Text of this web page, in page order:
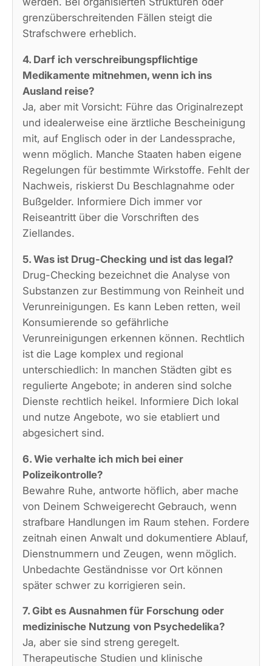
grenzüberschreitenden Fällen steigt die
Strafschwere erheblich.
4. Darf ich verschreibungspflichtige
Medikamente mitnehmen, wenn ich ins
Ausland reise?
Ja, aber mit Vorsicht: Führe das Originalrezept
und idealerweise eine ärztliche Bescheinigung
mit, auf Englisch oder in der Landessprache,
wenn möglich. Manche Staaten haben eigene
Regelungen für bestimmte Wirkstoffe. Fehlt der
Nachweis, riskierst Du Beschlagnahme oder
Bußgelder. Informiere Dich immer vor
Reiseantritt über die Vorschriften des
Ziellandes.
5. Was ist Drug-Checking und ist das legal?
Drug-Checking bezeichnet die Analyse von
Substanzen zur Bestimmung von Reinheit und
Verunreinigungen. Es kann Leben retten, weil
Konsumierende so gefährliche
Verunreinigungen erkennen können. Rechtlich
ist die Lage komplex und regional
unterschiedlich: In manchen Städten gibt es
regulierte Angebote; in anderen sind solche
Dienste rechtlich heikel. Informiere Dich lokal
und nutze Angebote, wo sie etabliert und
abgesichert sind.
6. Wie verhalte ich mich bei einer
Polizeikontrolle?
Bewahre Ruhe, antworte höflich, aber mache
von Deinem Schweigerecht Gebrauch, wenn
strafbare Handlungen im Raum stehen. Fordere
zeitnah einen Anwalt und dokumentiere Ablauf,
Dienstnummern und Zeugen, wenn möglich.
Unbedachte Geständnisse vor Ort können
später schwer zu korrigieren sein.
7. Gibt es Ausnahmen für Forschung oder
medizinische Nutzung von Psychedelika?
Ja, aber sie sind streng geregelt.
Therapeutische Studien und klinische